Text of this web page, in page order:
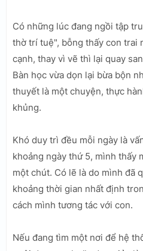
Có những lúc đang ngồi tập
thờ trí tuệ", bỗng thấy con trai
cạnh, thay vì vẽ thì lại quay
Bàn học vừa dọn lại bừa bộn
thuyết là một chuyện, thực
khủng.
Khó duy trì đều mỗi ngày là
khoảng ngày thứ 5, mình thấy
một chút. Có lẽ là do mình đã
khoảng thời gian nhất định
cách mình tương tác với con.
Nếu đang tìm một nơi để hệ